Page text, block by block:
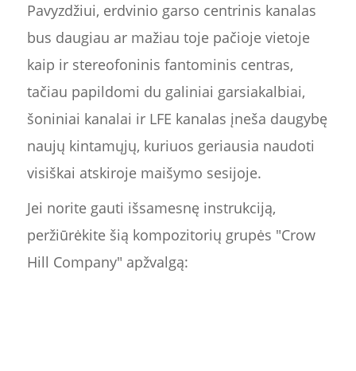
Pavyzdžiui, erdvinio garso centrinis kanalas
bus daugiau ar mažiau toje pačioje vietoje
kaip ir stereofoninis fantominis centras,
tačiau papildomi du galiniai garsiakalbiai,
šoniniai kanalai ir LFE kanalas įneša daugybę
naujų kintamųjų, kuriuos geriausia naudoti
visiškai atskiroje maišymo sesijoje.
Jei norite gauti išsamesnę instrukciją,
peržiūrėkite šią kompozitorių grupės "Crow
Hill Company" apžvalgą: